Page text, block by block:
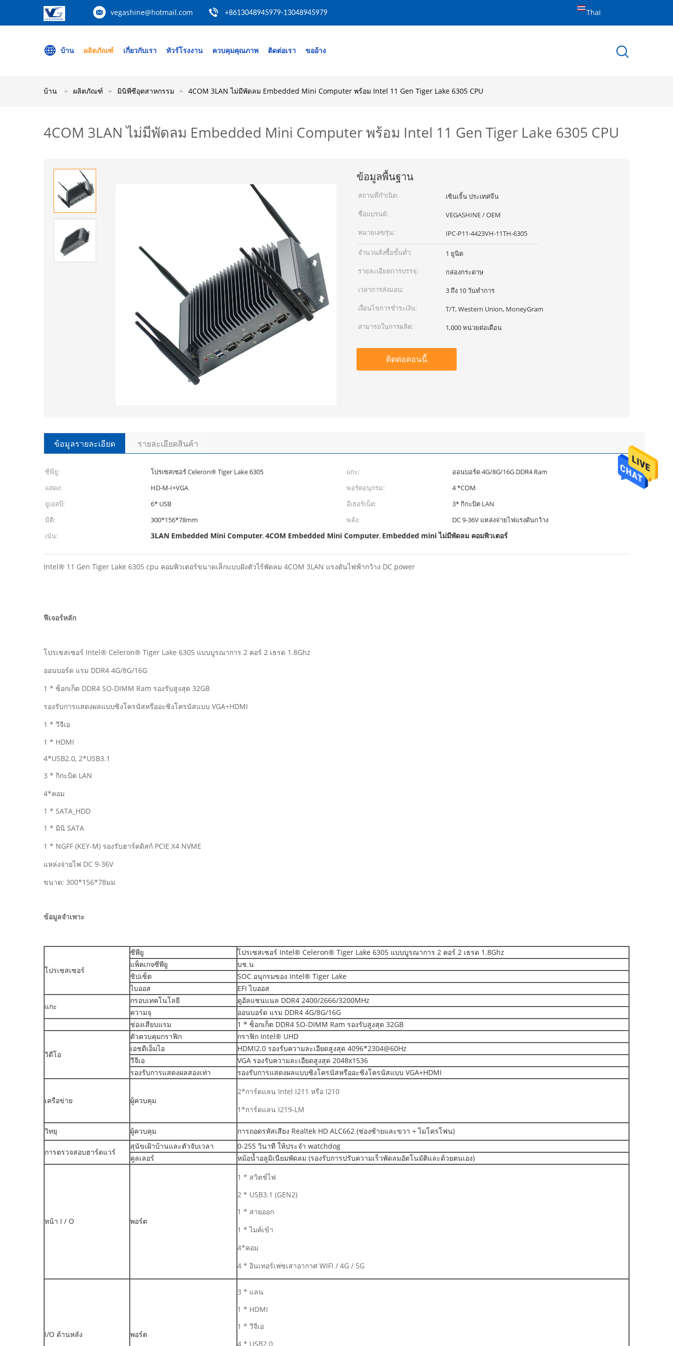
vegashine@hotmail.com +8613048945979-13048945979 Thai
บ้าน ผลิตภัณฑ์ เกี่ยวกับเรา ทัวร์โรงงาน ควบคุมคุณภาพ ติดต่อเรา ขออ้าง
บ้าน ผลิตภัณฑ์ มินิพีซีอุตสาหกรรม 4COM 3LAN ไม่มีพัดลม Embedded Mini Computer พร้อม Intel 11 Gen Tiger Lake 6305 CPU
4COM 3LAN ไม่มีพัดลม Embedded Mini Computer พร้อม Intel 11 Gen Tiger Lake 6305 CPU
ข้อมูลพื้นฐาน
สถานที่กำเนิด:
เซินเจิ้น ประเทศจีน
ชื่อแบรนด์:
VEGASHINE / OEM
หมายเลขรุ่น:
IPC-P11-4423VH-11TH-6305
จำนวนสั่งซื้อขั้นต่ำ:
1 ยูนิต
รายละเอียดการบรรจุ:
กล่องกระดาษ
เวลาการส่งมอบ:
3 ถึง 10 วันทำการ
เงื่อนไขการชำระเงิน:
T/T, Western Union, MoneyGram
สามารถในการผลิต:
1,000 หน่วยต่อเดือน
ติดต่อตอนนี้
ข้อมูลรายละเอียด รายละเอียดสินค้า
ซีพียู: โปรเซสเซอร์ Celeron® Tiger Lake 6305 แกะ:
ออนบอร์ด 4G/8G/16G DDR4 Ram
แสดง:
HD-M-I+VGA พอร์ตอนุกรม:
4 *COM
ยูเอสบี:
6* USB อีเธอร์เน็ต:
3* กิกะบิต LAN
มิติ:
300*156*78mm พลัง:
DC 9-36V แหล่งจ่ายไฟแรงดันกว้าง
เน้น:
3LAN Embedded Mini Computer,4COM Embedded Mini Computer, Embedded mini ไม่มีพัดลม คอมพิวเตอร์
Intel® 11 Gen Tiger Lake 6305 cpu คอมพิวเตอร์ขนาดเล็กแบบฝังตัวไร้พัดลม 4COM 3LAN แรงดันไฟฟ้ากว้าง DC power
ฟีเจอร์หลัก
โปรเซสเซอร์ Intel® Celeron® Tiger Lake 6305 แบบบูรณาการ 2 คอร์ 2 เธรด 1.8Ghz
ออนบอร์ด แรม DDR4 4G/8G/16G
1 * ซ็อกเก็ต DDR4 SO-DIMM Ram รองรับสูงสุด 32GB
รองรับการแสดงผลแบบซิงโครนัสหรืออะซิงโครนัสแบบ VGA+HDMI
1 * วีจีเอ
1 * HDMI
4*USB2.0, 2*USB3.1
3 * กิกะบิต LAN
4*คอม
1 * SATA_HDD
1 * มินิ SATA
1 * NGFF (KEY-M) รองรับฮาร์ดดิสก์ PCIE X4 NVME
แหล่งจ่ายไฟ DC 9-36V
ขนาด: 300*156*78มม
ข้อมูลจำเพาะ
โปรเซสเซอร์
ซีพียู
โปรเซสเซอร์ Intel® Celeron® Tiger Lake 6305 แบบบูรณาการ 2 คอร์ 2 เธรด 1.8Ghz
แพ็คเกจซีพียู
บช.น
ชิปเซ็ต
SOC อนุกรมของ Intel® Tiger Lake
ไบออส
EFI ไบออส
แกะ
กรอบเทคโนโลยี
ดูอัลแชนแนล DDR4 2400/2666/3200MHz
ความจุ
ออนบอร์ด แรม DDR4 4G/8G/16G
ช่องเสียบแรม
1 * ซ็อกเก็ต DDR4 SO-DIMM Ram รองรับสูงสุด 32GB
วิดีโอ
ตัวควบคุมกราฟิก
กราฟิก Intel® UHD
เอชดีเอ็มไอ
HDMI2.0 รองรับความละเอียดสูงสุด 4096*2304@60Hz
วีจีเอ
VGA รองรับความละเอียดสูงสุด 2048x1536
รองรับการแสดงผลสองเท่า
รองรับการแสดงผลแบบซิงโครนัสหรืออะซิงโครนัสแบบ VGA+HDMI
เครือข่าย ผู้ควบคุม
2*การ์ดแลน Intel I211 หรือ I210
1*การ์ดแลน I219-LM
วิทยุ ผู้ควบคุม การถอดรหัสเสียง Realtek HD ALC662 (ช่องซ้ายและขวา + ไมโครโฟน)
การตรวจสอบฮาร์ดแวร์
สุนัขเฝ้าบ้านและตัวจับเวลา
0-255 วินาที ให้ประจำ watchdog
คูลเลอร์
หม้อน้ำอลูมิเนียมพัดลม (รองรับการปรับความเร็วพัดลมอัตโนมัติและด้วยตนเอง)
หน้า I / O พอร์ต
1 * สวิตช์ไฟ
2 * USB3.1 (GEN2)
1 * สายออก
1 * ไมค์เข้า
4*คอม
4 * อินเทอร์เฟซเสาอากาศ WIFI / 4G / 5G
I/O ด้านหลัง พอร์ต
3 * แลน
1 * HDMI
1 * วีจีเอ
4 * USB2.0